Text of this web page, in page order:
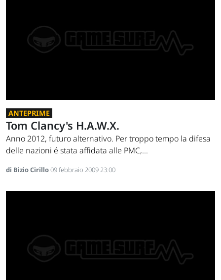
ANTEPRIME
Tom Clancy's H.A.W.X.
Anno 2012, futuro alternativo. Per troppo tempo la difesa
delle nazioni é stata affidata alle PMC,...
di Bizio Cirillo09 febbraio 2009 23:00